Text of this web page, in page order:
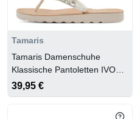
Tamaris
Tamaris Damenschuhe
Klassische Pantoletten IVORY
GLAM
39,95 €